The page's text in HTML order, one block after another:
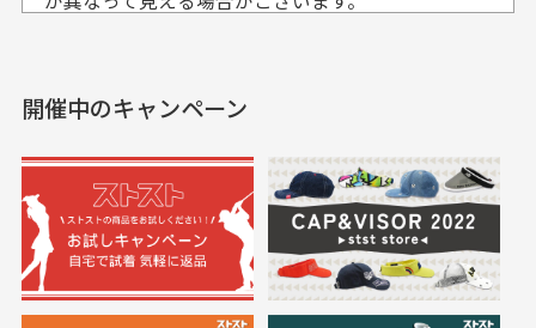
セールかつポイントも使
満足です。
欲しかったスカートが購
せて頂いております。
送料はいくらかかりますか？
何点ご購入頂いた場合も全国一律で800円とさせて頂
いております。(1配送先につき)
また5,000円(税込)以上お買い物をして頂けた場合は送
※必ず１つのショッピングカートに複数商品を入れて
実寸サイズについて
一点一点手作業で計測しておりますので、若干の誤
差が生じる場合がございます。
においについて
開催中のキャンペーン